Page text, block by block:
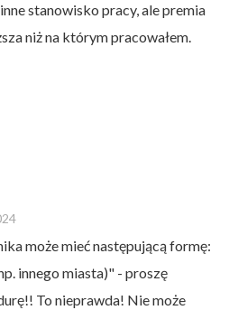
stanowisko pracy, ale premia
niż na którym pracowałem.
może mieć następującą formę:
innego miasta)" - proszę
To nieprawda! Nie może